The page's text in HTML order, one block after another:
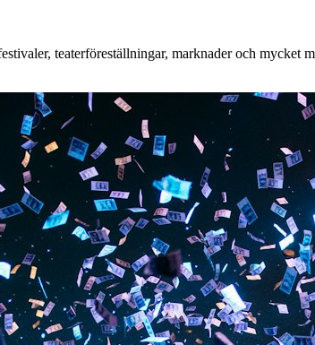
teaterföreställningar, marknader och mycket